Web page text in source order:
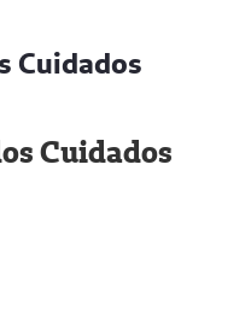
Cuidados
Cuidados